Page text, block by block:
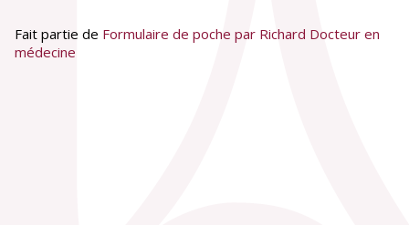
Fait partie de Formulaire de poche par Richard Docteur en
médecine